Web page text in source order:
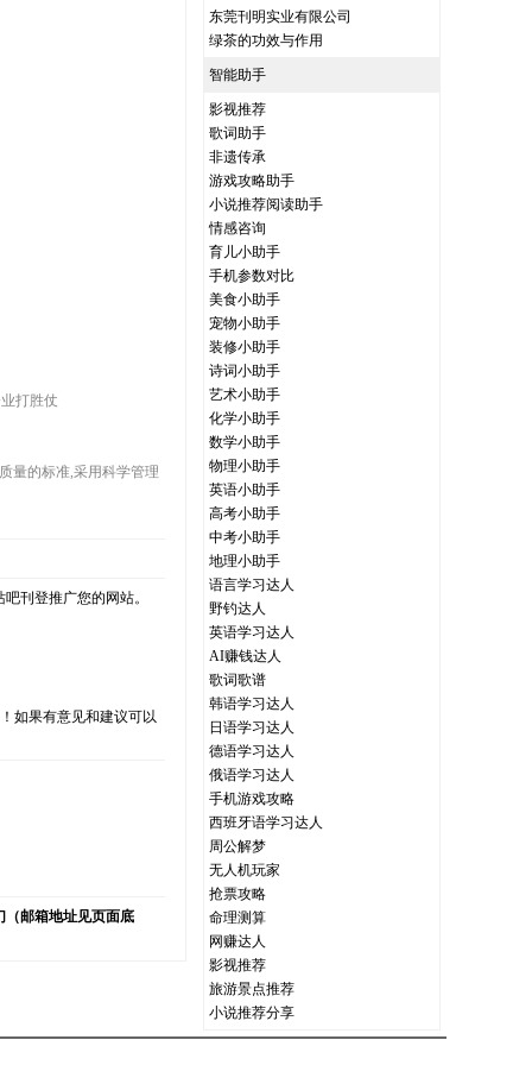
打胜仗
量的标准,采用科学管理
刊登推广您的网站。
如果有意见和建议可以
（邮箱地址见页面底
东莞刊明实业有限公司
绿茶的功效与作用
智能助手
影视推荐
歌词助手
非遗传承
游戏攻略助手
小说推荐阅读助手
情感咨询
育儿小助手
手机参数对比
美食小助手
宠物小助手
装修小助手
诗词小助手
艺术小助手
化学小助手
数学小助手
物理小助手
英语小助手
高考小助手
中考小助手
地理小助手
语言学习达人
野钓达人
英语学习达人
AI赚钱达人
歌词歌谱
韩语学习达人
日语学习达人
德语学习达人
俄语学习达人
手机游戏攻略
西班牙语学习达人
周公解梦
无人机玩家
抢票攻略
命理测算
网赚达人
影视推荐
旅游景点推荐
小说推荐分享